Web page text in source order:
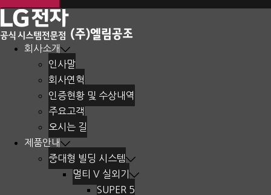
회사소개
인사말
회사연혁
인증현황 및 수상내역
주요고객
오시는 길
제품안내
중대형 빌딩 시스템
멀티 V 실외기
SUPER 5